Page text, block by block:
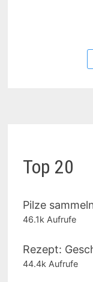
Top 20
Pilze
46.1k Aufrufe
Rezept:
44.4k Aufrufe